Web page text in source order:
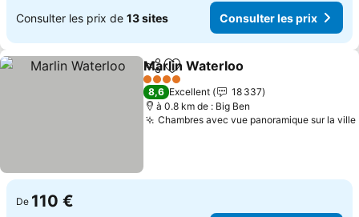
Consulter les prix de 13 sites Consulter les prix
PartagerAjouter à mes favoris
Marlin Waterloo
4 Étoiles
8,6 Excellent
18 337
à 0.8 km de : Big Ben
Chambres avec vue panoramique sur la ville
De 110 €